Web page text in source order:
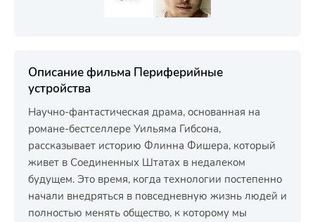
Описание фильма Периферийные
устройства
Научно-фантастическая драма, основанная на
романе-бестселлере Уильяма Гибсона,
рассказывает историю Флинна Фишера, который
живет в Соединенных Штатах в недалеком
будущем. Это время, когда технологии постепенно
начали внедряться в повседневную жизнь людей и
полностью менять общество, к которому мы